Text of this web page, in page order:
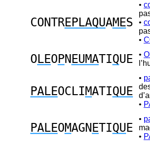
CONTREPLAQUAMES
•
•
•
O LEOPN EUMATIQUE •
PALEOCLIMATIQUE
•
•
PALEOMAGN ETIQUE
•
•